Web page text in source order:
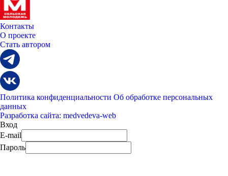
Контакты
О проекте
Стать автором
Политика конфиденциальности Об обработке персональных
данных
Разработка сайта: medvedeva-web
Вход
E-mail
Пароль